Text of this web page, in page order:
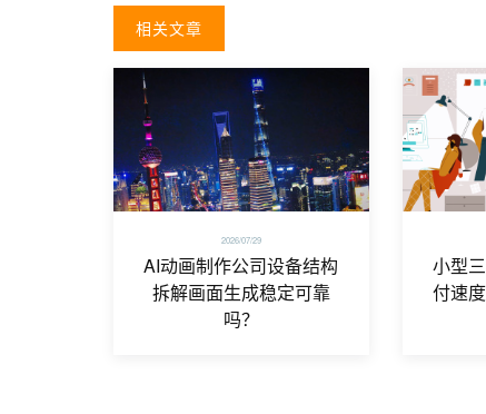
相关文章
2026/07/29
AI动画制作公司设备结构
拆解画面生成稳定可靠
吗？
小型
付速